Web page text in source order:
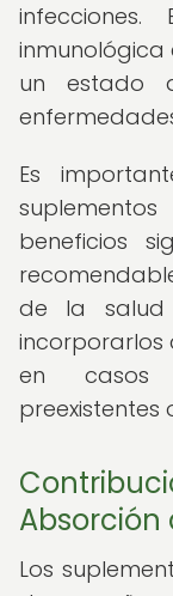
un estado
Es
beneficios
de la salud
incorporarlos
en casos
preexistentes
Absorción
Los